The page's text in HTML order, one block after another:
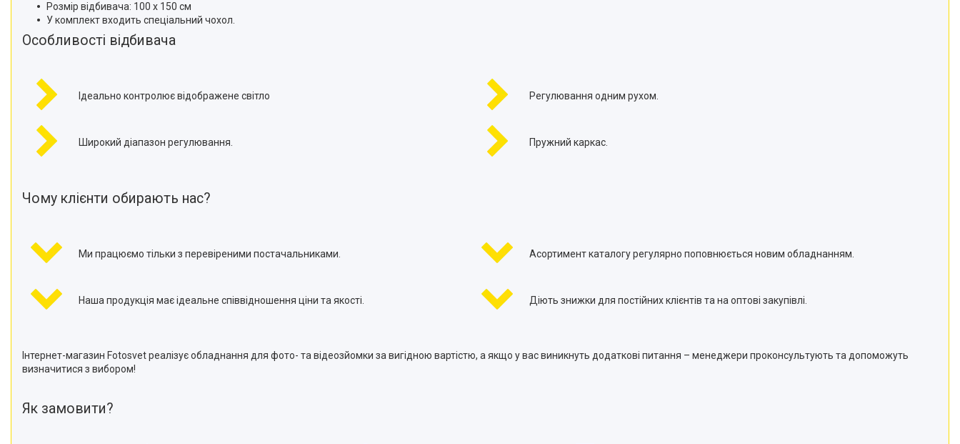
Розмір відбивача: 100 х 150 см
У комплект входить спеціальний чохол.
Особливості відбивача
Ідеально контролює відображене світло
Широкий діапазон регулювання.
Регулювання одним рухом.
Пружний каркас.
Чому клієнти обирають нас?
Ми працюємо тільки з перевіреними постачальниками.
Наша продукція має ідеальне співвідношення ціни та якості.
Асортимент каталогу регулярно поповнюється новим обладнанням.
Діють знижки для постійних клієнтів та на оптові закупівлі.
Інтернет-магазин Fotosvet реалізує обладнання для фото- та відеозйомки за вигідною вартістю, а якщо у вас виникнуть додаткові питання – менеджери проконсультують та допоможуть
визначитися з вибором!
Як замовити?